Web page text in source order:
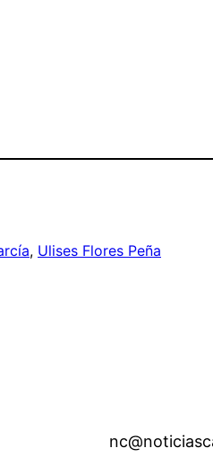
, Ulises Flores Peña